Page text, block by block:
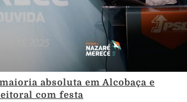
absoluta em Alcobaça e
com festa